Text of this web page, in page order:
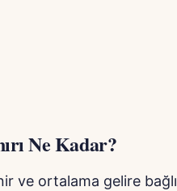
Ne Kadar?
ve ortalama gelire bağlı